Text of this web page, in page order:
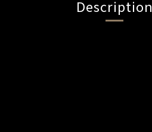
Description